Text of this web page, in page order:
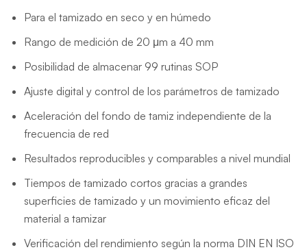
Para el tamizado en seco y en húmedo
Rango de medición de 20 μm a 40 mm
Posibilidad de almacenar 99 rutinas SOP
Ajuste digital y control de los parámetros de tamizado
Aceleración del fondo de tamiz independiente de la
frecuencia de red
Resultados reproducibles y comparables a nivel mundial
Tiempos de tamizado cortos gracias a grandes
superficies de tamizado y un movimiento eficaz del
material a tamizar
Verificación del rendimiento según la norma DIN EN ISO